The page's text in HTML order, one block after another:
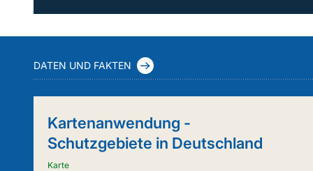
Kuh
(FleKuCo)
DATEN UND FAKTEN
Kartenanwendung -
Schutzgebiete in Deutschland
Karte